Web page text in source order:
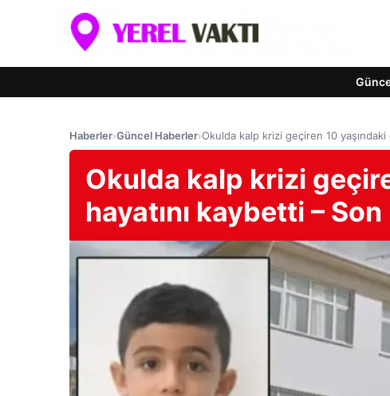
Haberler›Güncel Haberler›Okulda kalp krizi geçiren 10
Okulda kalp krizi
hayatını kaybetti –